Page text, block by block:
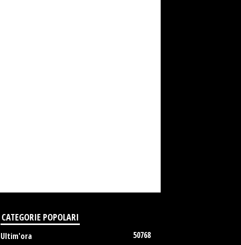
CATEGORIE POPOLARI
Ultim'ora
50768